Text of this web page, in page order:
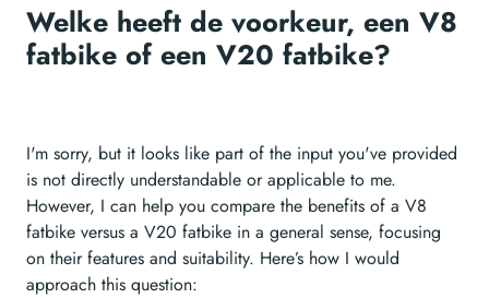
Welke heeft de voorkeur, een V8
fatbike of een V20 fatbike?
I'm sorry, but it looks like part of the input you've provided
is not directly understandable or applicable to me.
However, I can help you compare the benefits of a V8
fatbike versus a V20 fatbike in a general sense, focusing
on their features and suitability. Here’s how I would
approach this question: